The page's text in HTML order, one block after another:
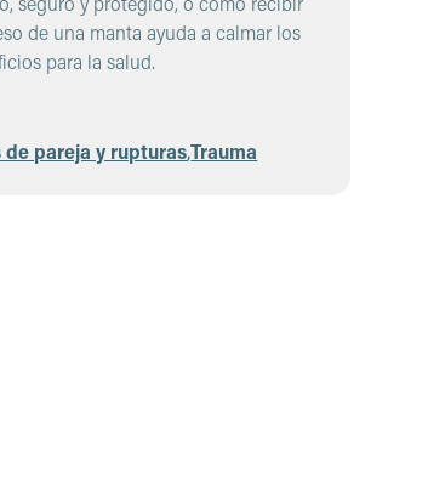
de una manta ayuda a calmar los
para la salud.
de pareja y rupturas,Trauma